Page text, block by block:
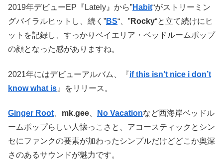
2019年デビューEP『Lately』から”Habit“がストリーミン
グバイラルヒットし、続く”BS“、”Rocky“と立て続けにヒ
ットを記録し、すっかりベイエリア・ベッドルームポップ
の顔となった感がありますね。
2021年にはデビューアルバム、『if this isn’t nice i don’t
know what is 』をリリース。
Ginger Root mk.gee No Vacationなど西海岸ベッドル
ームポップらしい人懐っこさと、アコースティックとシン
セにファンクの要素が加わったシンプルだけどどこか奥深
さのあるサウンドが魅力です。